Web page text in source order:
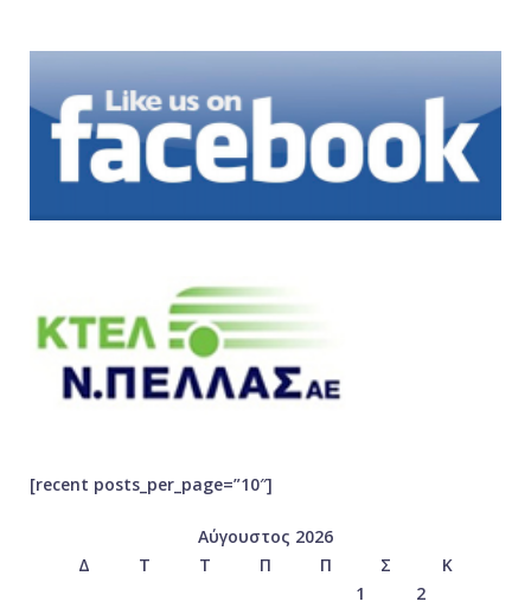
[recent posts_per_page=”10″]
Αύγουστος 2026
Δ
Τ Τ Π Π Σ
Κ
1
2